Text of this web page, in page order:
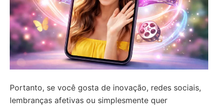
Portanto, se você gosta de inovação, redes sociais,
lembranças afetivas ou simplesmente quer